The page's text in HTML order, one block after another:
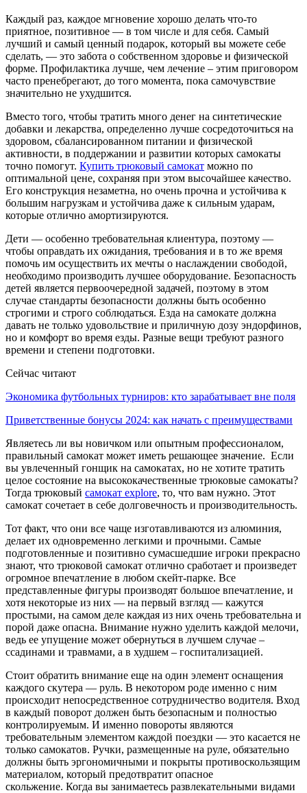
Каждый раз, каждое мгновение хорошо делать что-то
приятное, позитивное — в том числе и для себя. Самый
лучший и самый ценный подарок, который вы можете себе
сделать, — это забота о собственном здоровье и физической
форме. Профилактика лучше, чем лечение – этим приговором
часто пренебрегают, до того момента, пока самочувствие
значительно не ухудшится.
Вместо того, чтобы тратить много денег на синтетические
добавки и лекарства, определенно лучше сосредоточиться на
здоровом, сбалансированном питании и физической
активности, в поддержании и развитии которых самокаты
точно помогут. Купить трюковый самокат можно по
оптимальной цене, сохраняя при этом высочайшее качество.
Его конструкция незаметна, но очень прочна и устойчива к
большим нагрузкам и устойчива даже к сильным ударам,
которые отлично амортизируются.
Дети — особенно требовательная клиентура, поэтому —
чтобы оправдать их ожидания, требования и в то же время
помочь им осуществить их мечты о наслаждении свободой,
необходимо производить лучшее оборудование. Безопасность
детей является первоочередной задачей, поэтому в этом
случае стандарты безопасности должны быть особенно
строгими и строго соблюдаться. Езда на самокате должна
давать не только удовольствие и приличную дозу эндорфинов,
но и комфорт во время езды. Разные вещи требуют разного
времени и степени подготовки.
Сейчас читают
Экономика футбольных турниров: кто зарабатывает вне поля
Приветственные бонусы 2024: как начать с преимуществами
Являетесь ли вы новичком или опытным профессионалом,
правильный самокат может иметь решающее значение. Если
вы увлеченный гонщик на самокатах, но не хотите тратить
целое состояние на высококачественные трюковые самокаты?
Тогда трюковый самокат explore, то, что вам нужно. Этот
самокат сочетает в себе долговечность и производительность.
Тот факт, что они все чаще изготавливаются из алюминия,
делает их одновременно легкими и прочными. Самые
подготовленные и позитивно сумасшедшие игроки прекрасно
знают, что трюковой самокат отлично сработает и произведет
огромное впечатление в любом скейт-парке. Все
представленные фигуры производят большое впечатление, и
хотя некоторые из них — на первый взгляд — кажутся
простыми, на самом деле каждая из них очень требовательна и
порой даже опасна. Внимание нужно уделить каждой мелочи,
ведь ее упущение может обернуться в лучшем случае –
ссадинами и травмами, а в худшем – госпитализацией.
Стоит обратить внимание еще на один элемент оснащения
каждого скутера — руль. В некотором роде именно с ним
происходит непосредственное сотрудничество водителя. Вход
в каждый поворот должен быть безопасным и полностью
контролируемым. И именно повороты являются
требовательным элементом каждой поездки — это касается не
только самокатов. Ручки, размещенные на руле, обязательно
должны быть эргономичными и покрыты противоскользящим
материалом, который предотвратит опасное
скольжение. Когда вы занимаетесь развлекательными видами